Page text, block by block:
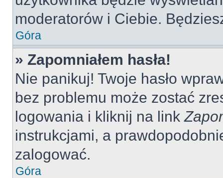
moderatorów i Ciebie.
Góra
» Zapomniałem hasła!
Nie panikuj! Twoje hasło
bez problemu może zostać
logowania i kliknij na link
instrukcjami, a
zalogować.
Góra